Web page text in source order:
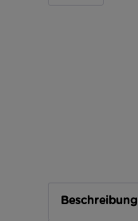
Beschreibung